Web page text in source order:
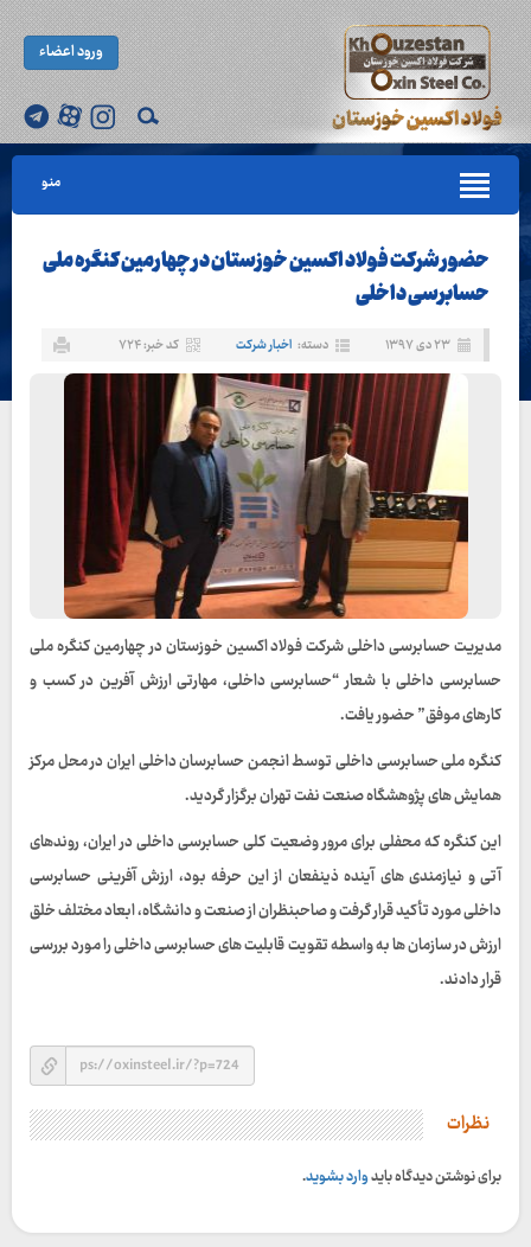
ورود اعضاء
منو
حضور شرکت فولاد اکسین خوزستان در چهارمین کنگره ملی
حسابرسی داخلی
۲۳ دی ۱۳۹۷ دسته: اخبار شرکت کد خبر: ۷۲۴
مديريت حسابرسى داخلى شرکت فولاد اکسین خوزستان در چهارمين كنگره ملى
حسابرسى داخلى با شعار “حسابرسى داخلى، مهارتى ارزش آفرين در كسب و
كارهاى موفق” حضور یافت.
کنگره ملی حسابرسی داخلی توسط انجمن حسابرسان داخلى ايران در محل مركز
همايش هاى پژوهشگاه صنعت نفت تهران برگزار گرديد.
اين كنگره كه محفلى براى مرور وضعيت كلى حسابرسى داخلى در ايران، روندهاى
آتى و نيازمندى هاى آينده ذينفعان از اين حرفه بود، ارزش آفرينى حسابرسى
داخلى مورد تأكيد قرار گرفت و صاحبنظران از صنعت و دانشگاه، ابعاد مختلف خلق
ارزش در سازمان ها به واسطه تقويت قابليت هاى حسابرسى داخلى را مورد بررسى
قرار دادند.
نظرات
برای نوشتن دیدگاه بایدوارد بشوید.